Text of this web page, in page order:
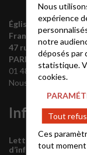
Église protestante
France
47 rue de Clichy
PARIS
01 48 74 90 92
Nous contacter
Lettre mensuelle
d’information de
Nous
expérience
notre
déposés par
statistique.
cookies.
Tout
Ces
tout moment